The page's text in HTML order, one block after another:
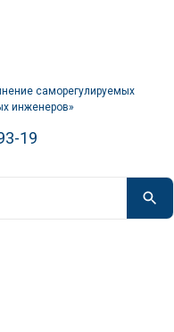
саморегулируемых
инженеров»
19